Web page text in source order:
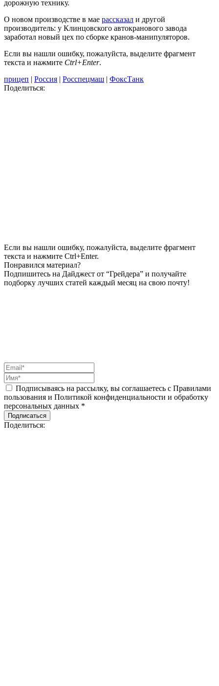
дорожную технику.
О новом производстве в мае рассказал и другой
производитель: у Клинцовского автокранового завода
заработал новый цех по сборке кранов-манипуляторов.
Если вы нашли ошибку, пожалуйста, выделите фрагмент
текста и нажмите Ctrl+Enter.
прицеп | Россия | Росспецмаш | ФоксТанк
Поделиться:
Если вы нашли ошибку, пожалуйста, выделите фрагмент
текста и нажмите Ctrl+Enter.
Понравился материал?
Подпишитесь на Дайджест от “Грейдера” и получайте
подборку лучших статей каждый месяц на свою почту!
Подписываясь на рассылку, вы соглашаетесь с Правилами
пользования и Политикой конфиденциальности и обработку
персональных данных *
Подписаться
Поделиться: